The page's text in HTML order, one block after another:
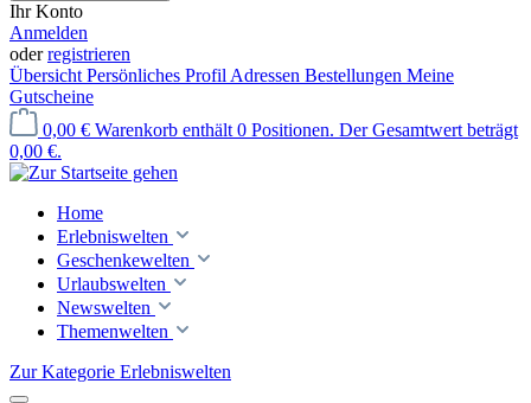
Ihr Konto
Anmelden
oderregistrieren
Übersicht Persönliches Profil Adressen Bestellungen Meine
Gutscheine
0,00 € Warenkorb enthält 0 Positionen. Der Gesamtwert beträgt
0,00 €.
Home
Erlebniswelten
Geschenkewelten
Urlaubswelten
Newswelten
Themenwelten
Zur Kategorie Erlebniswelten